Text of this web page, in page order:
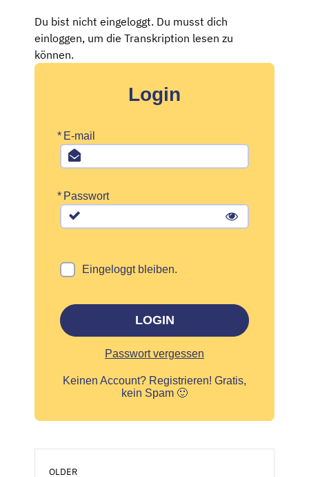
Du bist nicht eingeloggt. Du musst dich
einloggen, um die Transkription lesen zu
können.
Login
* E-mail
* Passwort
Eingeloggt bleiben.
LOGIN
Passwort vergessen
Keinen Account? Registrieren! Gratis,
kein Spam 🙂
OLDER